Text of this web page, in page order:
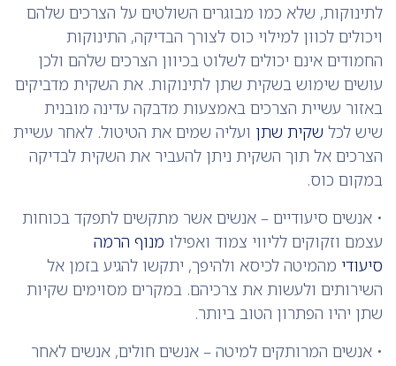
לתינוקות, שלא כמו מבוגרים השולטים על הצרכים שלהם
ויכולים לכוון למילוי כוס לצורך הבדיקה, התינוקות
החמודים אינם יכולים לשלוט בכיוון הצרכים שלהם ולכן
עושים שימוש בשקית שתן לתינוקות. את השקית מדביקים
באזור עשיית הצרכים באמצעות מדבקה עדינה מובנית
שיש לכל שקית שתן ועליה שמים את הטיטול. לאחר עשיית
הצרכים אל תוך השקית ניתן להעביר את השקית לבדיקה
במקום כוס.
• אנשים סיעודיים – אנשים אשר מתקשים לתפקד בכוחות
עצמם וזקוקים לליווי צמוד ואפילו מנוף הרמה
סיעודי מהמיטה לכיסא ולהיפך, יתקשו להגיע בזמן אל
השירותים ולעשות את צרכיהם. במקרים מסוימים שקיות
שתן יהיו הפתרון הטוב ביותר.
• אנשים המרותקים למיטה – אנשים חולים, אנשים לאחר